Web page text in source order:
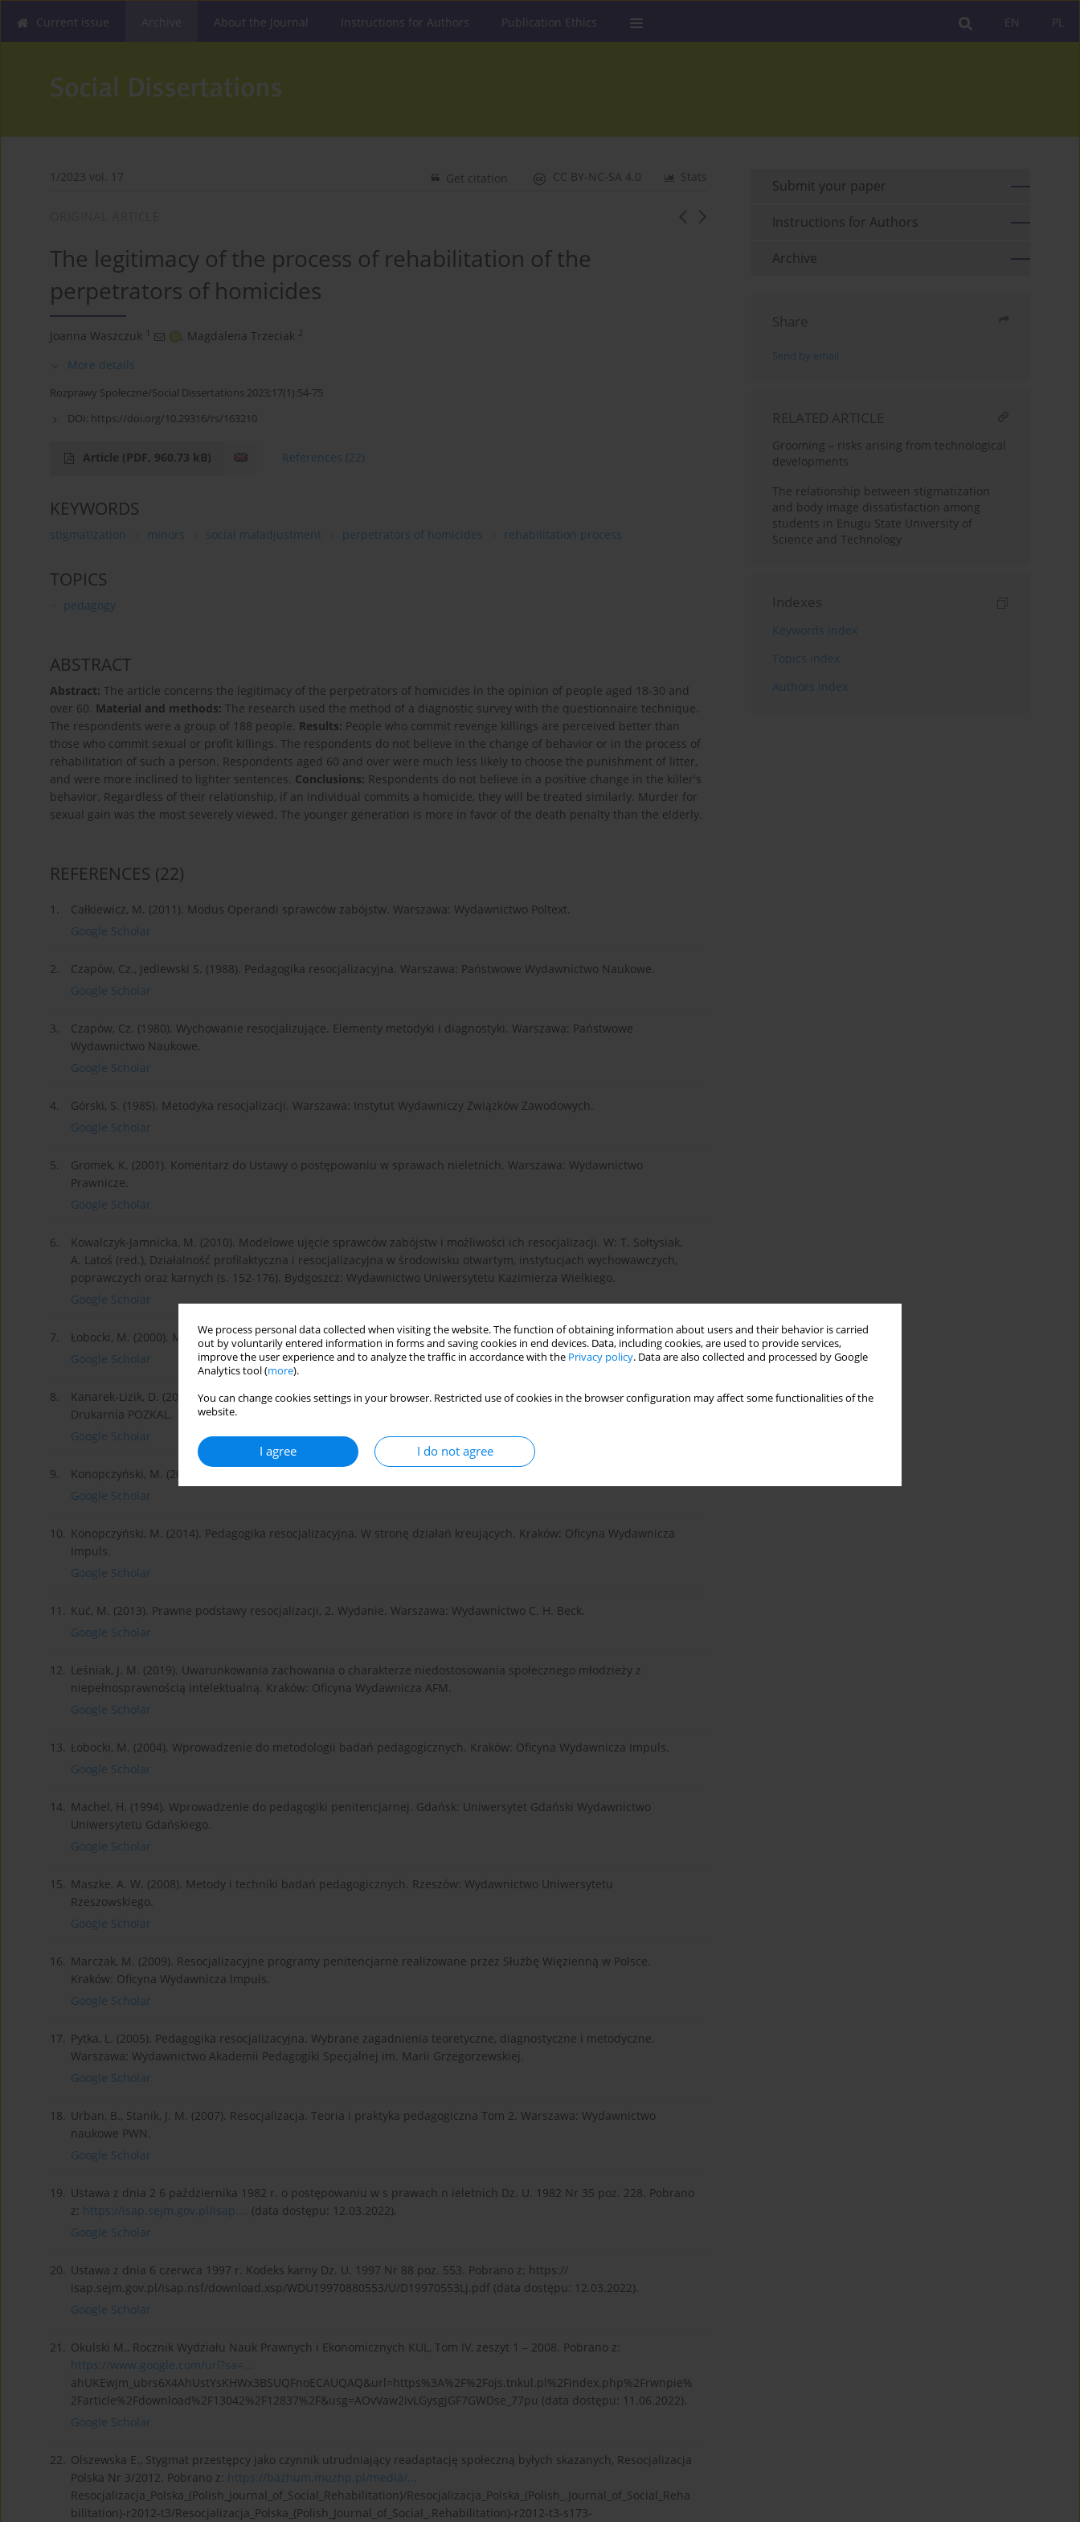
We process personal data collected when visiting the website. The function of obtaining information about users and their behavior is carried
out by voluntarily entered information in forms and saving cookies in end devices. Data, including cookies, are used to provide services,
improve the user experience and to analyze the traffic in accordance with the Privacy policy. Data are also collected and processed by Google
Analytics tool (more).
You can change cookies settings in your browser. Restricted use of cookies in the browser configuration may affect some functionalities of the
website.
I agree I do not agree
PL
EN
Current issue About the Journal Instructions for Authors Publication Ethics
1/2023 vol. 17 Stats
CC BY-NC-SA 4.0
Get citation
The legitimacy of the process of rehabilitation of the
perpetrators of homicides
Joanna Waszczuk 1 , Magdalena Trzeciak 2
More details
Rozprawy Społeczne/Social Dissertations 2023;17(1):54-75
DOI: https://doi.org/10.29316/rs/163210
Article (PDF, 960.73 kB) References (22)
KEYWORDS
stigmatization minors social maladjustment perpetrators of homicides rehabilitation process
TOPICS
pedagogy
ABSTRACT
Abstract: The article concerns the legitimacy of the perpetrators of homicides in the opinion of people aged 18-30 and
over 60. Material and methods: The research used the method of a diagnostic survey with the questionnaire technique.
The respondents were a group of 188 people. Results: People who commit revenge killings are perceived better than
those who commit sexual or profit killings. The respondents do not believe in the change of behavior or in the process of
rehabilitation of such a person. Respondents aged 60 and over were much less likely to choose the punishment of litter,
and were more inclined to lighter sentences. Conclusions: Respondents do not believe in a positive change in the killer's
behavior. Regardless of their relationship, if an individual commits a homicide, they will be treated similarly. Murder for
sexual gain was the most severely viewed. The younger generation is more in favor of the death penalty than the elderly.
REFERENCES (22)
1.
Całkiewicz, M. (2011). Modus Operandi sprawców zabójstw. Warszawa: Wydawnictwo Poltext.
Google Scholar
2.
Czapów, Cz., Jedlewski S. (1988). Pedagogika resocjalizacyjna. Warszawa: Państwowe Wydawnictwo Naukowe.
Google Scholar
3.
Czapów, Cz. (1980). Wychowanie resocjalizujące. Elementy metodyki i diagnostyki. Warszawa: Państwowe
Wydawnictwo Naukowe.
Google Scholar
4.
Górski, S. (1985). Metodyka resocjalizacji. Warszawa: Instytut Wydawniczy Związków Zawodowych.
Google Scholar
5.
Gromek, K. (2001). Komentarz do Ustawy o postępowaniu w sprawach nieletnich. Warszawa: Wydawnictwo
Prawnicze.
Google Scholar
6.
Kowalczyk-Jamnicka, M. (2010). Modelowe ujęcie sprawców zabójstw i możliwości ich resocjalizacji. W: T. Sołtysiak,
A. Latoś (red.), Działalność profilaktyczna i resocjalizacyjna w środowisku otwartym, instytucjach wychowawczych,
poprawczych oraz karnych (s. 152-176). Bydgoszcz: Wydawnictwo Uniwersytetu Kazimierza Wielkiego.
Google Scholar
7.
Łobocki, M. (2000). Metody i techniki badań pedagogicznych. Kraków: Oficyna Wydawnicza ,,Impuls”.
Google Scholar
8.
Kanarek-Lizik, D. (2017). Adaptacja skazanych do warunków więziennych w Polsce, Włocławek; Inowrocław:
Drukarnia POZKAL.
Google Scholar
9.
Konopczyński, M. (2006). Metody twórczej resocjalizacji. Warszawa: Wydawnictwo Naukowe PWN.
Google Scholar
10. Konopczyński, M. (2014). Pedagogika resocjalizacyjna. W stronę działań kreujących. Kraków: Oficyna Wydawnicza
Impuls.
Google Scholar
11. Kuć, M. (2013). Prawne podstawy resocjalizacji, 2. Wydanie. Warszawa: Wydawnictwo C. H. Beck.
Google Scholar
12. Leśniak, J. M. (2019). Uwarunkowania zachowania o charakterze niedostosowania społecznego młodzieży z
niepełnosprawnością intelektualną. Kraków: Oficyna Wydawnicza AFM.
Google Scholar
13. Łobocki, M. (2004). Wprowadzenie do metodologii badań pedagogicznych. Kraków: Oficyna Wydawnicza Impuls.
Google Scholar
14. Machel, H. (1994). Wprowadzenie do pedagogiki penitencjarnej. Gdańsk: Uniwersytet Gdański Wydawnictwo
Uniwersytetu Gdańskiego.
Google Scholar
15. Maszke, A. W. (2008). Metody i techniki badań pedagogicznych. Rzeszów: Wydawnictwo Uniwersytetu
Rzeszowskiego.
Google Scholar
16. Marczak, M. (2009). Resocjalizacyjne programy penitencjarne realizowane przez Służbę Więzienną w Polsce.
Kraków: Oficyna Wydawnicza Impuls.
Google Scholar
17. Pytka, L. (2005). Pedagogika resocjalizacyjna. Wybrane zagadnienia teoretyczne, diagnostyczne i metodyczne.
Warszawa: Wydawnictwo Akademii Pedagogiki Specjalnej im. Marii Grzegorzewskiej.
Google Scholar
18. Urban, B., Stanik, J. M. (2007). Resocjalizacja. Teoria i praktyka pedagogiczna Tom 2. Warszawa: Wydawnictwo
naukowe PWN.
Google Scholar
19. Ustawa z dnia 2 6 października 1982 r. o postępowaniu w s prawach n ieletnich Dz. U. 1982 Nr 35 poz. 228. Pobrano
z: https://isap.sejm.gov.pl/isap.... (data dostępu: 12.03.2022).
Google Scholar
20. Ustawa z dnia 6 czerwca 1997 r. Kodeks karny Dz. U. 1997 Nr 88 poz. 553. Pobrano z: https://
isap.sejm.gov.pl/isap.nsf/download.xsp/WDU19970880553/U/D19970553Lj.pdf (data dostępu: 12.03.2022).
Google Scholar
21. Okulski M., Rocznik Wydziału Nauk Prawnych i Ekonomicznych KUL, Tom IV, zeszyt 1 – 2008. Pobrano z:
https://www.google.com/url?sa=...
ahUKEwjm_ubrs6X4AhUstYsKHWx3BSUQFnoECAUQAQ&url=https%3A%2F%2Fojs.tnkul.pl%2Findex.php%2Frwnpie%
2Farticle%2Fdownload%2F13042%2F12837%2F&usg=AOvVaw2ivLGysgjGF7GWDse_77pu (data dostępu: 11.06.2022).
Google Scholar
22. Olszewska E., Stygmat przestępcy jako czynnik utrudniający readaptację społeczną byłych skazanych, Resocjalizacja
Polska Nr 3/2012. Pobrano z: https://bazhum.muzhp.pl/media/...
Resocjalizacja_Polska_(Polish_Journal_of_Social_Rehabilitation)/Resocjalizacja_Polska_(Polish_.Journal_of_Social_Reha
bilitation)-r2012-t3/Resocjalizacja_Polska_(Polish_Journal_of_Social_.Rehabilitation)-r2012-t3-s173-
Submit your paper
Instructions for Authors
Archive
Share
Send by email
RELATED ARTICLE
Grooming – risks arising from technological
developments
The relationship between stigmatization
and body image dissatisfaction among
students in Enugu State University of
Science and Technology
Indexes
Keywords index
Topics index
Authors index